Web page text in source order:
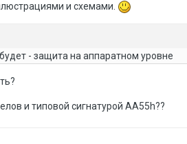
и схемами.
- защита на аппаратном уровне
и типовой сигнатурой AA55h??